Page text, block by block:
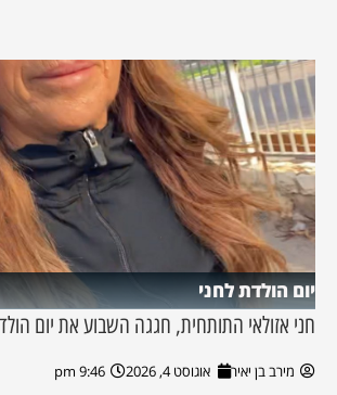
יום הולדת לחני
חני אזולאי התותחית, חגגה השבוע את יום
מירב בן יאיר אוגוסט 4, 2026 9:46 pm